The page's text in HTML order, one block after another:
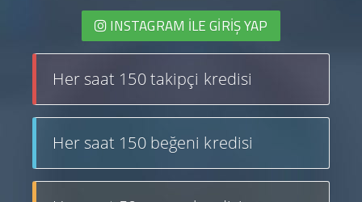
INSTAGRAM İLE GIRIŞ YAP
Her saat 150 takipçi kredisi
Her saat 150 beğeni kredisi